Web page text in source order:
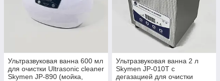
Ультразвуковая ванна 600 мл
для очистки Ultrasonic cleaner
Skymen JP-890 (мойка,
Ультразвуковая ванна 2 л
Skymen JP-010T с
дегазацией для очистки